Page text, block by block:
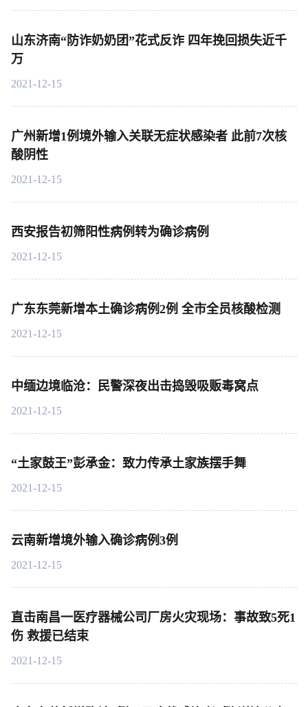
山东济南“防诈奶奶团”花式反诈 四年挽回损失近千
万
2021-12-15
广州新增1例境外输入关联无症状感染者 此前7次核
酸阴性
2021-12-15
西安报告初筛阳性病例转为确诊病例
2021-12-15
广东东莞新增本土确诊病例2例 全市全员核酸检测
2021-12-15
中缅边境临沧：民警深夜出击捣毁吸贩毒窝点
2021-12-15
“土家鼓王”彭承金：致力传承土家族摆手舞
2021-12-15
云南新增境外输入确诊病例3例
2021-12-15
直击南昌一医疗器械公司厂房火灾现场：事故致5死1
伤 救援已结束
2021-12-15